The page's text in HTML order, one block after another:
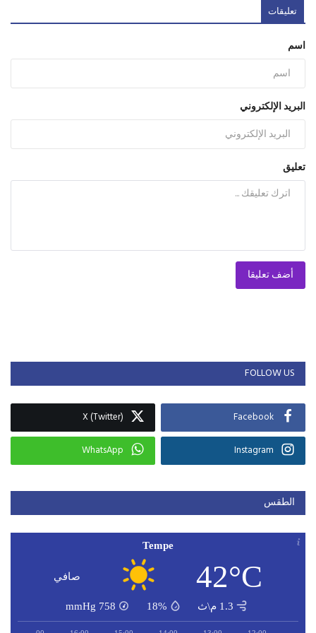
تعليقات
اسم
البريد الإلكتروني
تعليق
أضف تعليقا
FOLLOW US
Facebook
X (Twitter)
Instagram
WhatsApp
الطقس
Tempe
42°C صافي
1.3 م\ث 18%
758
mmHg